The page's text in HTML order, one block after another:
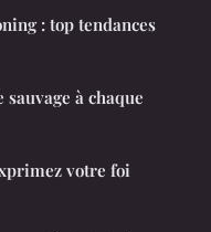
: top tendances
à chaque
votre foi